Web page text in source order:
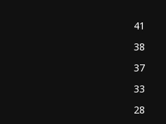
41
38
37
33
28